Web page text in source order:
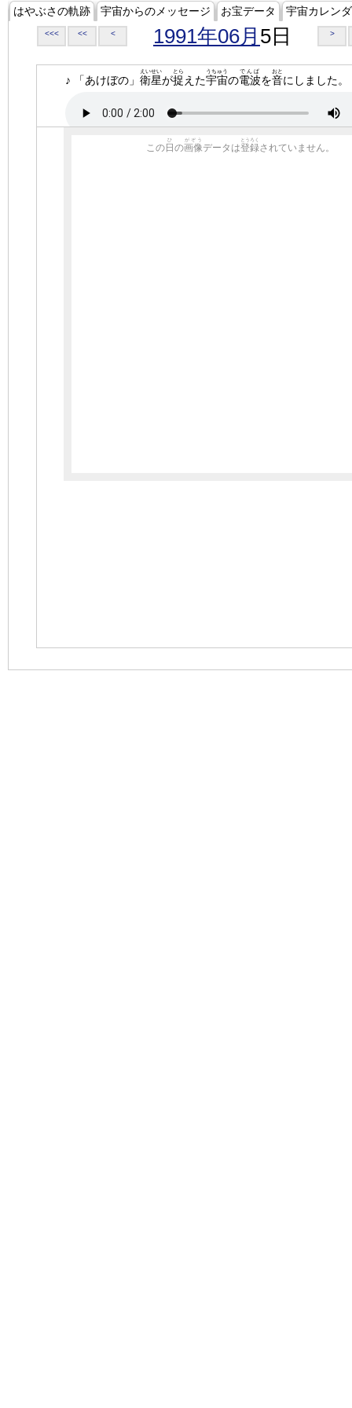
はやぶさの軌跡 宇宙からのメッセージ お宝データ 宇宙カレン
<<< << < 1991年06月 5日 >
♪ 「あけぼの」 衛星
えいせい
が捉
とら
えた宇宙
うちゅう
の電波
でんぱ
を音
おと
にしました。
この 日
ひ
の画像
がぞう
データは登録
とうろく
されていません。